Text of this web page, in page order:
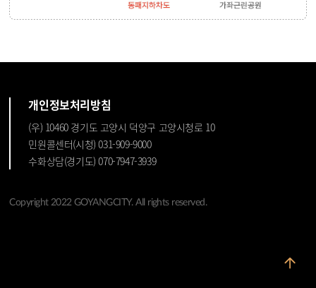
개인정보처리방침
(우) 10460 경기도 고양시 덕양구 고양시청로 10
민원콜센터(시청) 031-909-9000
수화상담(경기도) 070-7947-3939
Copyright 2022 GOYANGCITY. All rights reserved.